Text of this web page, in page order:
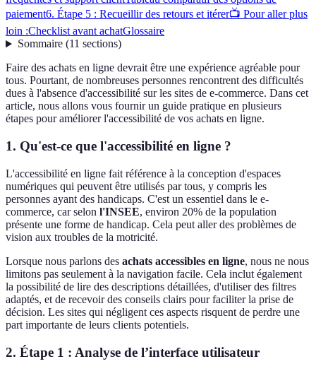
paiement6. Étape 5 : Recueillir des retours et itérer📺 Pour aller plus
loin :Checklist avant achatGlossaire
Sommaire(11 sections)
Faire des achats en ligne devrait être une expérience agréable pour
tous. Pourtant, de nombreuses personnes rencontrent des difficultés
dues à l'absence d'accessibilité sur les sites de e-commerce. Dans cet
article, nous allons vous fournir un guide pratique en plusieurs
étapes pour améliorer l'accessibilité de vos achats en ligne.
1. Qu'est-ce que l'accessibilité en ligne ?
L'accessibilité en ligne fait référence à la conception d'espaces
numériques qui peuvent être utilisés par tous, y compris les
personnes ayant des handicaps. C'est un essentiel dans le e-
commerce, car selon l'INSEE, environ 20% de la population
présente une forme de handicap. Cela peut aller des problèmes de
vision aux troubles de la motricité.
Lorsque nous parlons des achats accessibles en ligne, nous ne nous
limitons pas seulement à la navigation facile. Cela inclut également
la possibilité de lire des descriptions détaillées, d'utiliser des filtres
adaptés, et de recevoir des conseils clairs pour faciliter la prise de
décision. Les sites qui négligent ces aspects risquent de perdre une
part importante de leurs clients potentiels.
2. Étape 1 : Analyse de l’interface utilisateur